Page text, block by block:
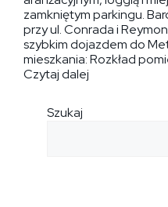
zamkniętym parkingu.
przy ul. Conrada i
szybkim dojazdem do
mieszkania: Rozkład
Czytaj dalej
Szukaj